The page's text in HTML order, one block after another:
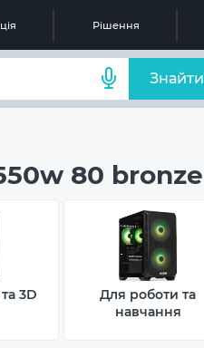
Рішення
Знайти
80 bronze
3D
Для роботи та
навчання